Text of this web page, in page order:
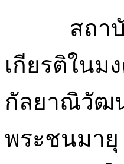
สถา
เกียรติในม
กัลยาณิวัฒ
พระชนมายุ